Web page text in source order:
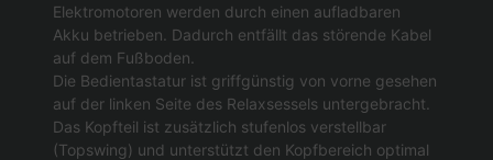
Elektromotoren werden durch einen aufladbaren
Akku betrieben. Dadurch entfällt das störende Kabel
auf dem Fußboden.
Die Bedientastatur ist griffgünstig von vorne gesehen
auf der linken Seite des Relaxsessels untergebracht.
Das Kopfteil ist zusätzlich stufenlos verstellbar
(Topswing) und unterstützt den Kopfbereich optimal